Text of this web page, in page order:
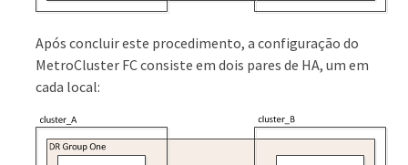
Após concluir este procedimento, a configuração do
MetroCluster FC consiste em dois pares de HA, um em
cada local: